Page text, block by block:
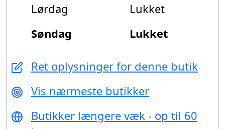
Lørdag
Lukket
Søndag
Lukket
Ret oplysninger for denne butik
Vis nærmeste butikker
Butikker længere væk - op til 60